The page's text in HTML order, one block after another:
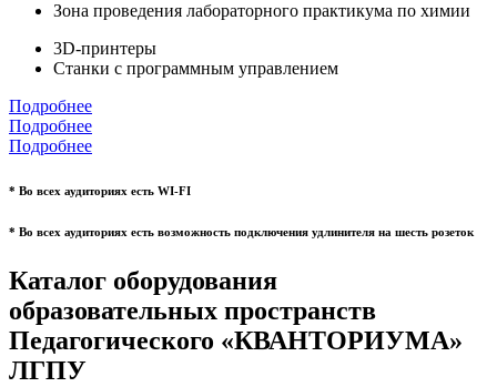
Зона проведения лабораторного практикума по химии
3D-принтеры
Станки с программным управлением
Подробнее
Подробнее
Подробнее
* Во всех аудиториях есть WI-FI
* Во всех аудиториях есть возможность подключения удлинителя на шесть розеток
Каталог оборудования
образовательных пространств
Педагогического «КВАНТОРИУМА»
ЛГПУ